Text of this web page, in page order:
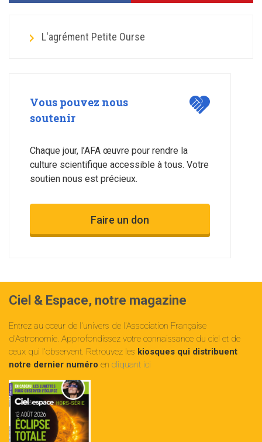
L'agrément Petite Ourse
Vous pouvez nous
soutenir
Chaque jour, l’AFA œuvre pour rendre la
culture scientifique accessible à tous. Votre
soutien nous est précieux.
Faire un don
Ciel & Espace, notre magazine
Entrez au cœur de l'univers de l'Association Française
d'Astronomie. Approfondissez votre connaissance du ciel et de
ceux qui l'observent. Retrouvez les kiosques qui distribuent
notre dernier numéro en cliquant ici